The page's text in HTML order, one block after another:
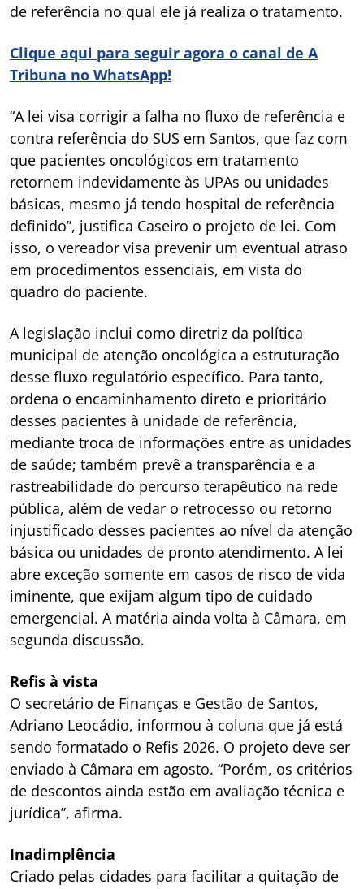
de referência no qual ele já realiza o tratamento.
Clique aqui para seguir agora o canal de A
Tribuna no WhatsApp!
“A lei visa corrigir a falha no fluxo de referência e
contra referência do SUS em Santos, que faz com
que pacientes oncológicos em tratamento
retornem indevidamente às UPAs ou unidades
básicas, mesmo já tendo hospital de referência
definido”, justifica Caseiro o projeto de lei. Com
isso, o vereador visa prevenir um eventual atraso
em procedimentos essenciais, em vista do
quadro do paciente.
A legislação inclui como diretriz da política
municipal de atenção oncológica a estruturação
desse fluxo regulatório específico. Para tanto,
ordena o encaminhamento direto e prioritário
desses pacientes à unidade de referência,
mediante troca de informações entre as unidades
de saúde; também prevê a transparência e a
rastreabilidade do percurso terapêutico na rede
pública, além de vedar o retrocesso ou retorno
injustificado desses pacientes ao nível da atenção
básica ou unidades de pronto atendimento. A lei
abre exceção somente em casos de risco de vida
iminente, que exijam algum tipo de cuidado
emergencial. A matéria ainda volta à Câmara, em
segunda discussão.
Refis à vista
O secretário de Finanças e Gestão de Santos,
Adriano Leocádio, informou à coluna que já está
sendo formatado o Refis 2026. O projeto deve ser
enviado à Câmara em agosto. “Porém, os critérios
de descontos ainda estão em avaliação técnica e
jurídica”, afirma.
Inadimplência
Criado pelas cidades para facilitar a quitação de